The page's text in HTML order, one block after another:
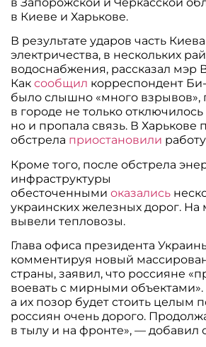
в Киеве и Харькове.
В результате ударов часть
электричества, в нескольких
водоснабжения, рассказал мэр
Каксообщил корреспондент
было слышно «много взрывов»,
в городе не только отключилось
но и пропала связь. В Харькове
обстрела приостановили
Кроме того, после обстрела
инфраструктуры
обесточеннымиоказались
украинских железных дорог.
вывели тепловозы.
Глава офиса президента
комментируя новый
страны, заявил, что россияне
воевать с мирными
а их позор будет стоить целым
россиян очень дорого.
в тылу и на фронте», — добавил